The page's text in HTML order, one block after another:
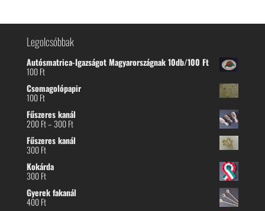
Legolcsóbbak
Autósmatrica-Igazságot Magyarországnak 10db/100 Ft
100Ft
Csomagolópapir
100Ft
Fűszeres kanál
200Ft–300FtÁrtartomány:
-
Fűszeres kanál
300Ft
Kokárda
300Ft
Gyerek fakanál
400Ft